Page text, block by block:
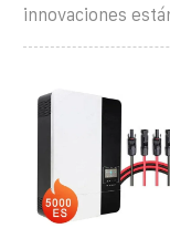
innovaciones